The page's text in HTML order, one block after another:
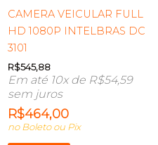
CAMERA VEICULAR FULL
HD 1080P INTELBRAS DC
3101
R$545,88
Em até 10x de R$54,59
sem juros
R$464,00
no Boleto ou Pix